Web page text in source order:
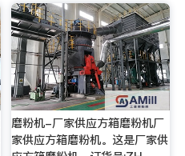
磨粉机-厂家供应方箱磨粉机厂
家供应方箱磨粉机。这是厂家供